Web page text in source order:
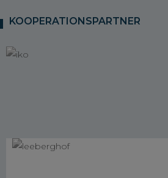
KOOPERATIONSPARTNER